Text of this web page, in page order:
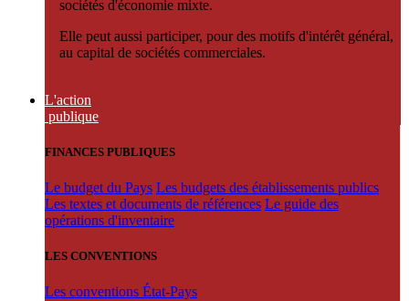
sociétés d'économie mixte.
Elle peut aussi participer, pour des motifs d'intérêt général,
au capital de sociétés commerciales.
L'action
publique
FINANCES PUBLIQUES
Le budget du Pays Les budgets des établissements publics
Les textes et documents de références Le guide des
opérations d'inventaire
LES CONVENTIONS
Les conventions État-Pays